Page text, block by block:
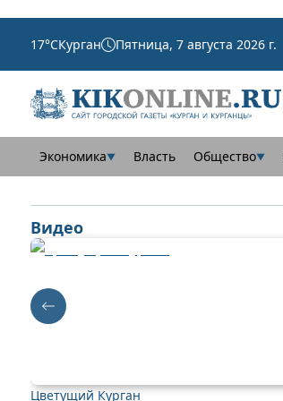
17°CКурган Пятница, 7 августа 2026 г.
Экономика▼ Власть Общество▼
Видео
Цветущий Курган